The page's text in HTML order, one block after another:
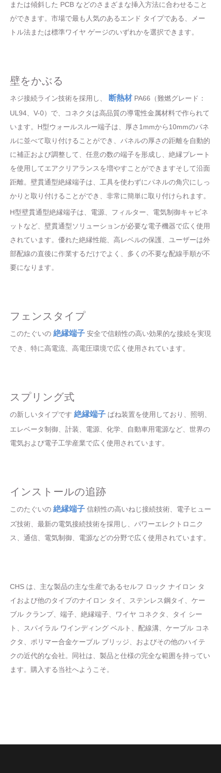
または傾斜した PCB などのさまざまな挿入方法に合わせること
ができます。市場で最も人気のあるエンド タイプである、メー
トル法または標準ワイヤ ゲージのいずれかを選択できます。
壁をかぶる
ネジ接続ライン技術を採用し、 断熱材PA66（難燃グレード：
UL94、V-0）で、コネクタは高品質の導電性金属材料で作られて
います。H型ウォールスルー端子は、厚さ1mmから10mmのパネ
ルに並べて取り付けることができ、パネルの厚さの距離を自動的
に補正および調整して、任意の数の端子を形成し、絶縁プレート
を使用してエアクリアランスを増やすことができますそして沿面
距離。壁貫通型絶縁端子は、工具を使わずにパネルの角穴にしっ
かりと取り付けることができ、非常に簡単に取り付けられます。
H型壁貫通型絶縁端子は、電源、フィルター、電気制御キャビネ
ットなど、壁貫通型ソリューションが必要な電子機器で広く使用
されています。優れた絶縁性能、高レベルの保護、ユーザーは外
部配線の直後に作業するだけでよく、多くの不要な配線手順が不
要になります。
フェンスタイプ
このたぐいの 絶縁端子 安全で信頼性の高い効果的な接続を実現
でき、特に高電流、高電圧環境で広く使用されています。
スプリング式
の新しいタイプです 絶縁端子 ばね装置を使用しており、照明、
エレベータ制御、計装、電源、化学、自動車用電源など、世界の
電気および電子工学産業で広く使用されています。
インストールの追跡
このたぐいの 絶縁端子 信頼性の高いねじ接続技術、電子ヒュー
ズ技術、最新の電気接続技術を採用し、パワーエレクトロニク
ス、通信、電気制御、電源などの分野で広く使用されています。
CHS は、主な製品の主な生産であるセルフ ロック ナイロン タ
イおよび他のタイプのナイロン タイ、ステンレス鋼タイ、ケー
ブル クランプ、端子、絶縁端子、ワイヤ コネクタ、タイ シー
ト、スパイラル ワインディング ベルト、配線溝、ケーブル コネ
クタ、ポリマー合金ケーブル ブリッジ、およびその他のハイテ
クの近代的な会社。同社は、製品と仕様の完全な範囲を持ってい
ます。購入する当社へようこそ。